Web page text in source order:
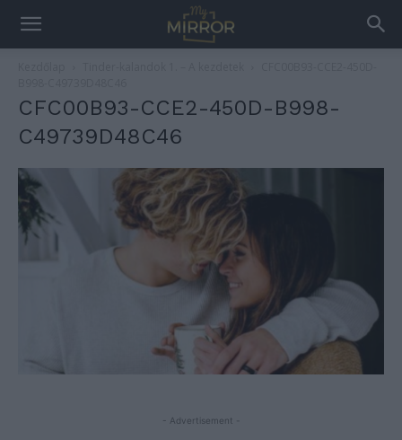
CFC00B93-CCE2-450D-B998-
C49739D48C46
- Advertisement -